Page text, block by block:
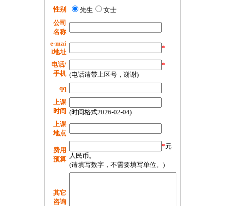
性别 先生
女士
公司
名称
e-mai
l地址
*
电话/
手机
*
(电话请带上区号，谢谢)
qq
上课
时间 (时间格式2026-02-04)
上课
地点
费用
预算
*元
人民币。
(请填写数字，不需要填写单位。)
其它
咨询